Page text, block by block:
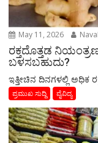
May 11, 2026
ರಕ್ತದೊತ್ತಡ
ಬಳಸಬಹುದು?
ಇತ್ತೀಚಿನ ದಿನಗಳಲ್ಲಿ ಅಧಿಕ
ಪ್ರಮುಖ ಸುದ್ದಿ ವೈವಿದ್ಯ